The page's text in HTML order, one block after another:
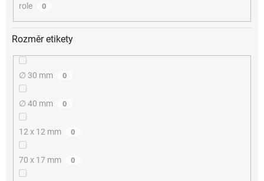
role 0
Rozměr etikety
∅ 30 mm 0
∅ 40 mm 0
12 x 12 mm 0
70 x 17 mm 0